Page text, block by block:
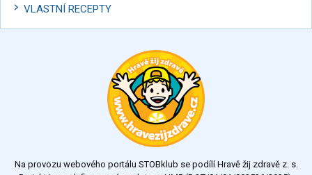
VLASTNÍ RECEPTY
Na provozu webového portálu STOBklub se podílí Hravě žij zdravě z. s.